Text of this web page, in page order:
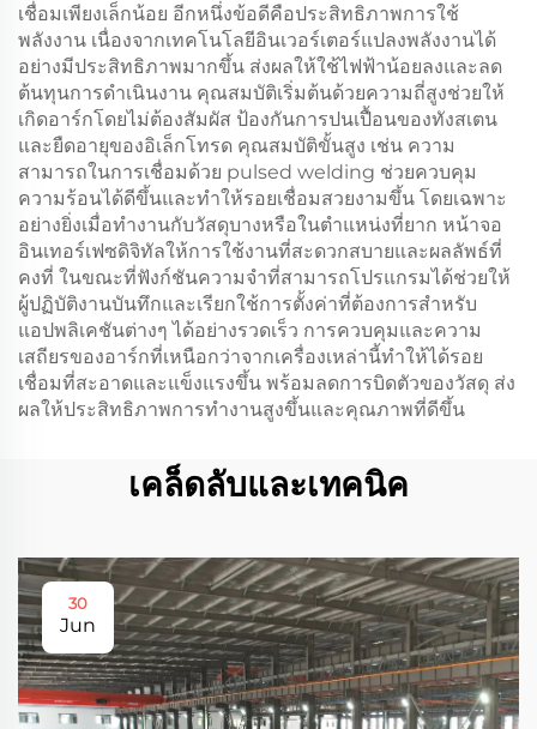
เชื่อมเพียงเล็กน้อย อีกหนึ่งข้อดีคือประสิทธิภาพการใช้
พลังงาน เนื่องจากเทคโนโลยีอินเวอร์เตอร์แปลงพลังงานได้
อย่างมีประสิทธิภาพมากขึ้น ส่งผลให้ใช้ไฟฟ้าน้อยลงและลด
ต้นทุนการดำเนินงาน คุณสมบัติเริ่มต้นด้วยความถี่สูงช่วยให้
เกิดอาร์กโดยไม่ต้องสัมผัส ป้องกันการปนเปื้อนของทังสเตน
และยืดอายุของอิเล็กโทรด คุณสมบัติขั้นสูง เช่น ความ
สามารถในการเชื่อมด้วย pulsed welding ช่วยควบคุม
ความร้อนได้ดีขึ้นและทำให้รอยเชื่อมสวยงามขึ้น โดยเฉพาะ
อย่างยิ่งเมื่อทำงานกับวัสดุบางหรือในตำแหน่งที่ยาก หน้าจอ
อินเทอร์เฟซดิจิทัลให้การใช้งานที่สะดวกสบายและผลลัพธ์ที่
คงที่ ในขณะที่ฟังก์ชันความจำที่สามารถโปรแกรมได้ช่วยให้
ผู้ปฏิบัติงานบันทึกและเรียกใช้การตั้งค่าที่ต้องการสำหรับ
แอปพลิเคชันต่างๆ ได้อย่างรวดเร็ว การควบคุมและความ
เสถียรของอาร์กที่เหนือกว่าจากเครื่องเหล่านี้ทำให้ได้รอย
เชื่อมที่สะอาดและแข็งแรงขึ้น พร้อมลดการบิดตัวของวัสดุ ส่ง
ผลให้ประสิทธิภาพการทำงานสูงขึ้นและคุณภาพที่ดีขึ้น
เคล็ดลับและเทคนิค
30
Jun